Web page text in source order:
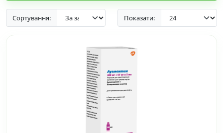
Сортування: Показати: